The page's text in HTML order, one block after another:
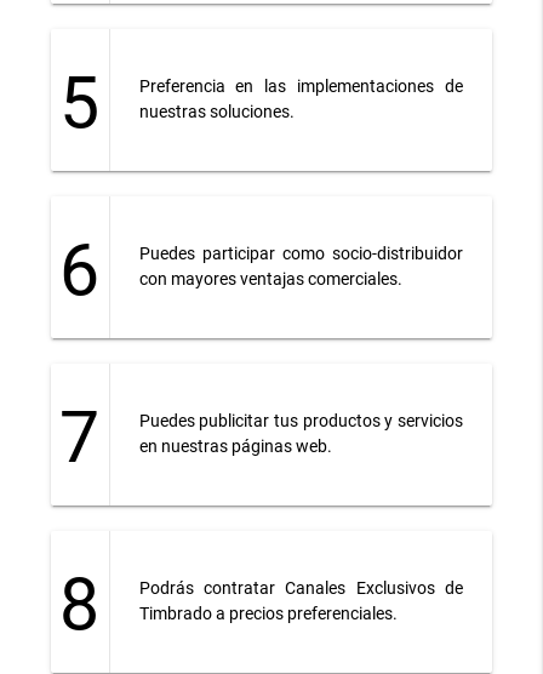
5
Preferencia en las implementaciones de
nuestras soluciones.
6
Puedes participar como socio-distribuidor
con mayores ventajas comerciales.
7
Puedes publicitar tus productos y servicios
en nuestras páginas web.
8
Podrás contratar Canales Exclusivos de
Timbrado a precios preferenciales.